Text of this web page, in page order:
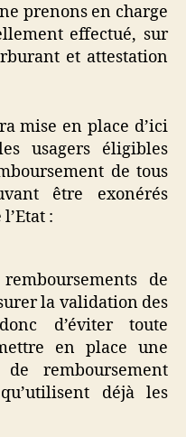
prenons en charge
effectué, sur
et attestation
mise en place d’ici
usagers éligibles
de tous
être exonérés
:
de
la validation des
d’éviter toute
en place une
remboursement
déjà les